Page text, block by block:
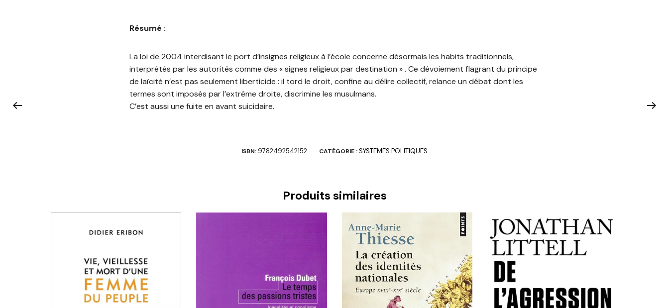
Résumé :
La loi de 2004 interdisant le port d’insignes religieux à l’école concerne désormais les habits traditionnels,
interprétés par les autorités comme des « signes religieux par destination » . Ce dévoiement flagrant du principe
de laïcité n’est pas seulement liberticide : il tord le droit, confine au délire collectif, relance un débat dont les
termes sont imposés par l’extrême droite, discrimine les musulmans.
C’est aussi une fuite en avant suicidaire.
ISBN: 9782492542152 CATÉGORIE :SYSTEMES POLITIQUES
Produits similaires